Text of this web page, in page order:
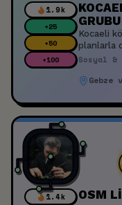
1.9k
+25
+50
+100
GRUBU
Kocaeli
planlarla
yarışmak
Sosyal &
Gebze
1.4k OSM